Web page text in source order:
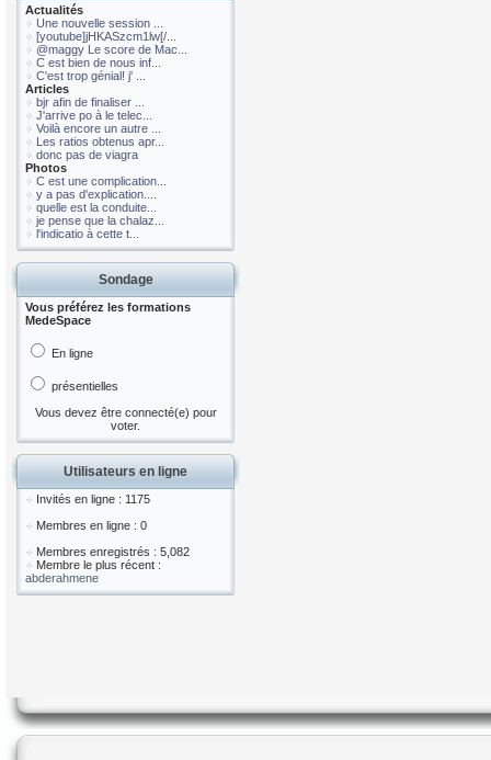
Actualités
Une nouvelle session ...
[youtube]jHKASzcm1lw[/...
@maggy Le score de Mac...
C est bien de nous inf...
C'est trop génial! j' ...
Articles
bjr afin de finaliser ...
J'arrive po à le telec...
Voilà encore un autre ...
Les ratios obtenus apr...
donc pas de viagra
Photos
C est une complication...
y a pas d'explication....
quelle est la conduite...
je pense que la chalaz...
l'indicatio à cette t...
Sondage
Vous préférez les formations
MedeSpace
En ligne
présentielles
Vous devez être connecté(e) pour
voter.
Utilisateurs en ligne
Invités en ligne : 1175
Membres en ligne : 0
Membres enregistrés : 5,082
Membre le plus récent :
abderahmene